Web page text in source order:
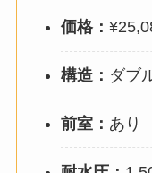
価格：
構造： ダブ
前室： あり